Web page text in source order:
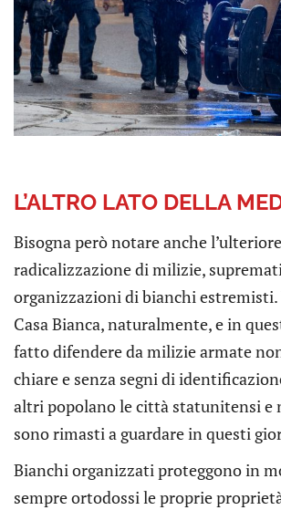
L’ALTRO LATO DELLA
Bisogna però notare anche l’ulteriore
radicalizzazione di milizie,
organizzazioni di bianchi estremisti.
Casa Bianca, naturalmente, e in
fatto difendere da milizie armate
chiare e senza segni di
altri popolano le città statunitensi e
sono rimasti a guardare in questi
Bianchi organizzati proteggono in
sempre ortodossi le proprie